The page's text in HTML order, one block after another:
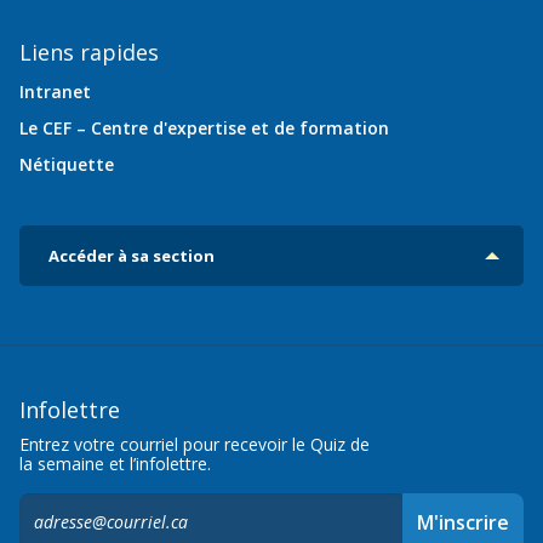
Liens rapides
Intranet
Le CEF – Centre d'expertise et de formation
Nétiquette
Accéder à sa section
Infolettre
Entrez votre courriel pour recevoir le Quiz de
la semaine et l’infolettre.
M'inscrire